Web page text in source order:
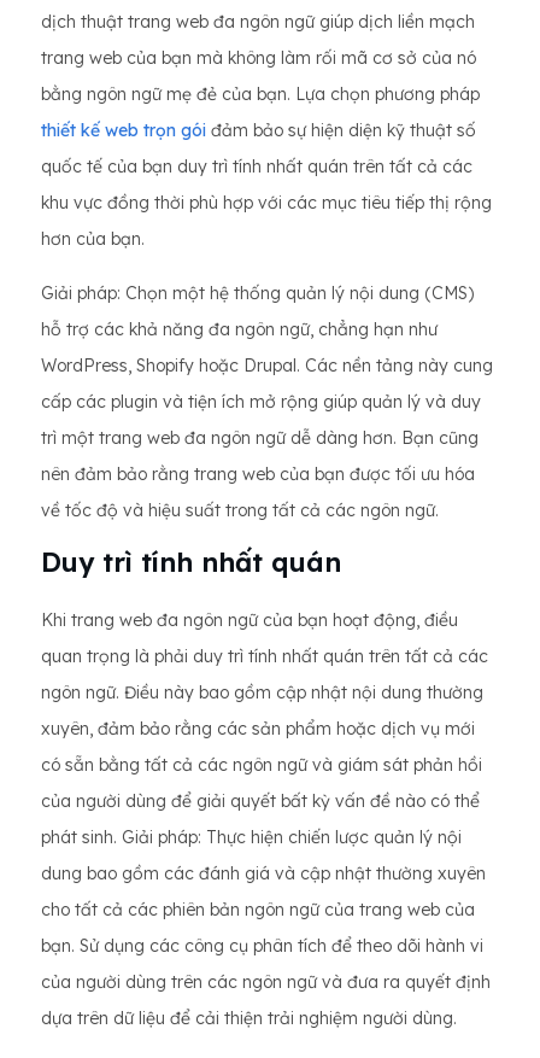
dịch thuật trang web đa ngôn ngữ giúp dịch liền mạch
trang web của bạn mà không làm rối mã cơ sở của nó
bằng ngôn ngữ mẹ đẻ của bạn. Lựa chọn phương pháp
thiết kế web trọn gói đảm bảo sự hiện diện kỹ thuật số
quốc tế của bạn duy trì tính nhất quán trên tất cả các
khu vực đồng thời phù hợp với các mục tiêu tiếp thị rộng
hơn của bạn.
Giải pháp: Chọn một hệ thống quản lý nội dung (CMS)
hỗ trợ các khả năng đa ngôn ngữ, chẳng hạn như
WordPress, Shopify hoặc Drupal. Các nền tảng này cung
cấp các plugin và tiện ích mở rộng giúp quản lý và duy
trì một trang web đa ngôn ngữ dễ dàng hơn. Bạn cũng
nên đảm bảo rằng trang web của bạn được tối ưu hóa
về tốc độ và hiệu suất trong tất cả các ngôn ngữ.
Duy trì tính nhất quán
Khi trang web đa ngôn ngữ của bạn hoạt động, điều
quan trọng là phải duy trì tính nhất quán trên tất cả các
ngôn ngữ. Điều này bao gồm cập nhật nội dung thường
xuyên, đảm bảo rằng các sản phẩm hoặc dịch vụ mới
có sẵn bằng tất cả các ngôn ngữ và giám sát phản hồi
của người dùng để giải quyết bất kỳ vấn đề nào có thể
phát sinh. Giải pháp: Thực hiện chiến lược quản lý nội
dung bao gồm các đánh giá và cập nhật thường xuyên
cho tất cả các phiên bản ngôn ngữ của trang web của
bạn. Sử dụng các công cụ phân tích để theo dõi hành vi
của người dùng trên các ngôn ngữ và đưa ra quyết định
dựa trên dữ liệu để cải thiện trải nghiệm người dùng.